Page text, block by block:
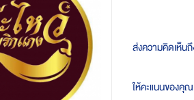
ส่งความคิดเห็น
ให้คะแนนของคุณ